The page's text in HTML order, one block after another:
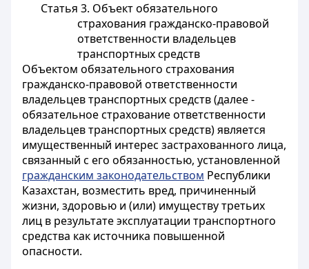
Статья 3. Объект обязательного
страхования гражданско-правовой
ответственности владельцев
транспортных средств
Объектом обязательного страхования
гражданско-правовой ответственности
владельцев транспортных средств (далее -
обязательное страхование ответственности
владельцев транспортных средств) является
имущественный интерес застрахованного лица,
связанный с его обязанностью, установленной
гражданским законодательством Республики
Казахстан, возместить вред, причиненный
жизни, здоровью и (или) имуществу третьих
лиц в результате эксплуатации транспортного
средства как источника повышенной
опасности.